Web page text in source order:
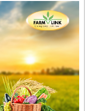
နဲ့ #ဟူးမစ်
ကွန်ပေါင်း
ကျေးဇူးတွေအနေနဲ့
က် ကလိုရိုဖီးလ်ဖွဲ့စည်း
ျားစိမ်းလန်းသန်စွမ်း
တယ်။ အပင်၏ပင်ပိုင်း
အကြီးမြန်စေပါတယ်။
ြောင့် အပင်ရဲ့ အမြစ်